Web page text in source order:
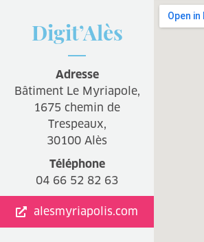
Digit’Alès
Adresse
Bâtiment Le Myriapole,
1675 chemin de
Trespeaux,
30100 Alès
Téléphone
04 66 52 82 63
alesmyriapolis.com